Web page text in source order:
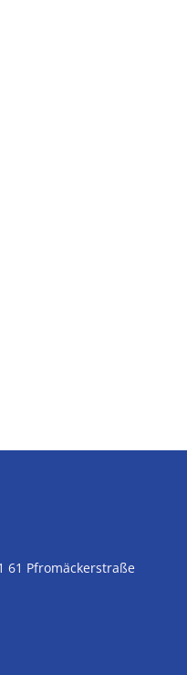
61 Pfromäckerstraße